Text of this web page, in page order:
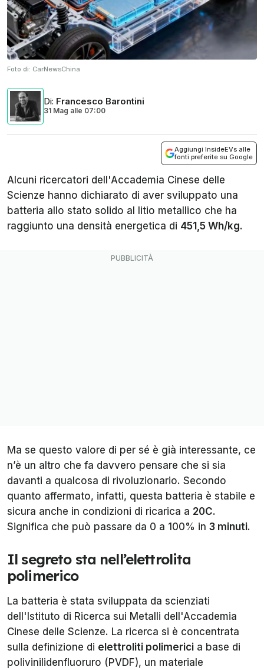
Foto di: CarNewsChina
Di: Francesco Barontini
31 Mag alle 07:00
Aggiungi InsideEVs alle
fonti preferite su Google
Alcuni ricercatori dell'Accademia Cinese delle
Scienze hanno dichiarato di aver sviluppato una
batteria allo stato solido al litio metallico che ha
raggiunto una densità energetica di 451,5 Wh/kg.
Ma se questo valore di per sé è già interessante, ce
n’è un altro che fa davvero pensare che si sia
davanti a qualcosa di rivoluzionario. Secondo
quanto affermato, infatti, questa batteria è stabile e
sicura anche in condizioni di ricarica a 20C.
Significa che può passare da 0 a 100% in 3 minuti.
Il segreto sta nell’elettrolita
polimerico
La batteria è stata sviluppata da scienziati
dell'Istituto di Ricerca sui Metalli dell'Accademia
Cinese delle Scienze. La ricerca si è concentrata
sulla definizione di elettroliti polimerici a base di
polivinilidenfluoruro (PVDF), un materiale